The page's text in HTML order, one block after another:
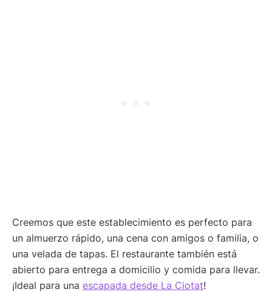
Creemos que este establecimiento es perfecto para
un almuerzo rápido, una cena con amigos o familia, o
una velada de tapas. El restaurante también está
abierto para entrega a domicilio y comida para llevar.
¡Ideal para una escapada desde La Ciotat!